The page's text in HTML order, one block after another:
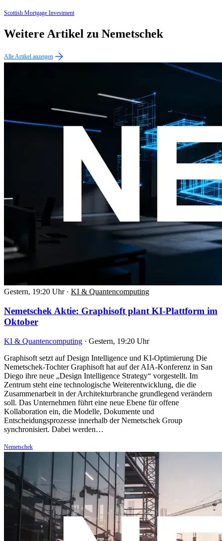
Scottish Mortgage Investment
Weitere Artikel zu Nemetschek
Alle Artikel anzeigen
Gestern, 19:20 Uhr · KI & Quantencomputing
Nemetschek Aktie: Graphisoft plant KI-Plattform im
Oktober
KI & Quantencomputing · Gestern, 19:20 Uhr
Graphisoft setzt auf Design Intelligence und KI-Optimierung Die
Nemetschek-Tochter Graphisoft hat auf der AIA-Konferenz in San
Diego ihre neue „Design Intelligence Strategy“ vorgestellt. Im
Zentrum steht eine technologische Weiterentwicklung, die die
Zusammenarbeit in der Architekturbranche grundlegend verändern
soll. Das Unternehmen führt eine neue Ebene für offene
Kollaboration ein, die Modelle, Dokumente und
Entscheidungsprozesse innerhalb der Nemetschek Group
synchronisiert. Dabei werden…
Nemetschek